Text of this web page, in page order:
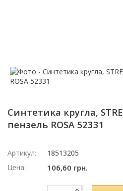
Синтетика кругла,
пензель ROSA 52331
Артикул:
18513205
Цена:
106,60 грн.